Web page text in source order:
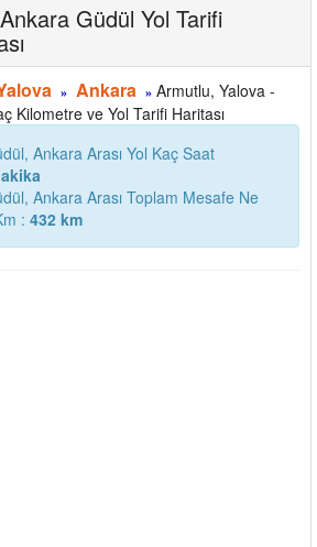
Güdül Yol Tarifi
» Ankara » Armutlu, Yalova -
Kilometre ve Yol Tarifi Haritası
Ankara Arası Yol Kaç Saat
Ankara Arası Toplam Mesafe Ne
: 432 km